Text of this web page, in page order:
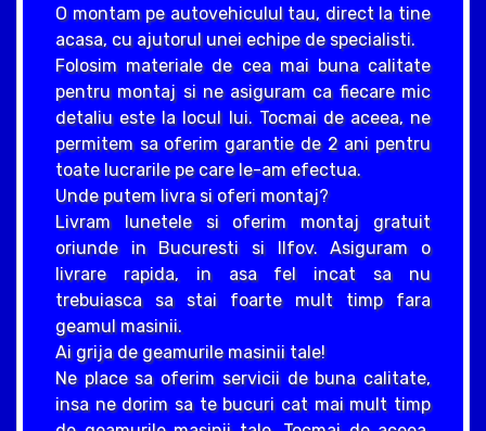
O montam pe autovehiculul tau, direct la tine
acasa, cu ajutorul unei echipe de specialisti.
Folosim materiale de cea mai buna calitate
pentru montaj si ne asiguram ca fiecare mic
detaliu este la locul lui. Tocmai de aceea, ne
permitem sa oferim garantie de 2 ani pentru
toate lucrarile pe care le-am efectua.
Unde putem livra si oferi montaj?
Livram lunetele si oferim montaj gratuit
oriunde in Bucuresti si Ilfov. Asiguram o
livrare rapida, in asa fel incat sa nu
trebuiasca sa stai foarte mult timp fara
geamul masinii.
Ai grija de geamurile masinii tale!
Ne place sa oferim servicii de buna calitate,
insa ne dorim sa te bucuri cat mai mult timp